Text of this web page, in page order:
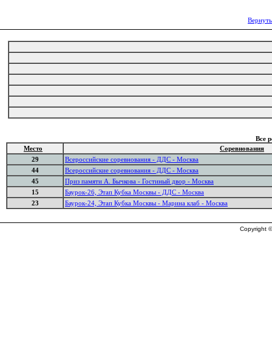
Все
Место
Соревнования
29
Всероссийские соревнования - ДДС - Москва
44
Всероссийские соревнования - ДДС - Москва
45
Приз памяти А. Бычкова - Гостиный двор - Москва
15
Баурок-26, Этап Кубка Москвы - ДДС - Москва
23
Баурок-24, Этап Кубка Москвы - Марина клаб - Москва
Copyright